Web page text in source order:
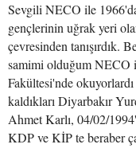
Sevgili NECO ile
gençlerinin uğrak yeri
çevresinden tanışırdık.
samimi olduğum NECO
Fakültesi'nde
kaldıkları Diyarbakır
Ahmet Karlı, 04/02/
KDP ve KİP te beraber